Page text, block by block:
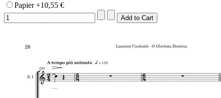
Papier +10,55 €